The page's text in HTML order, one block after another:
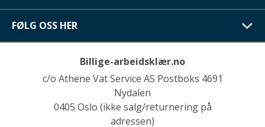
FØLG OSS HER
Billige-arbeidsklær.no
c/o Athene Vat Service AS Postboks 4691
Nydalen
0405 Oslo (ikke salg/returnering på
adressen)